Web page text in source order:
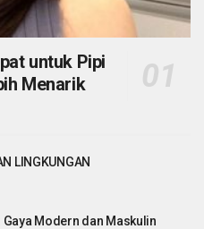
untuk Pipi
Menarik
LINGKUNGAN
Modern dan Maskulin